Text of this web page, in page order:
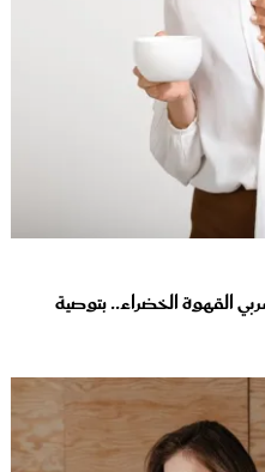
القهوة الخضراء.. بتوصية